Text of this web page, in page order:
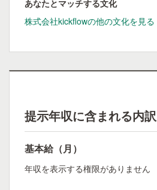
あなたとマッチする文化
株式会社kickflowの他の文化を見る
提示年収に含まれる内訳
基本給（月）
年収を表示する権限がありません